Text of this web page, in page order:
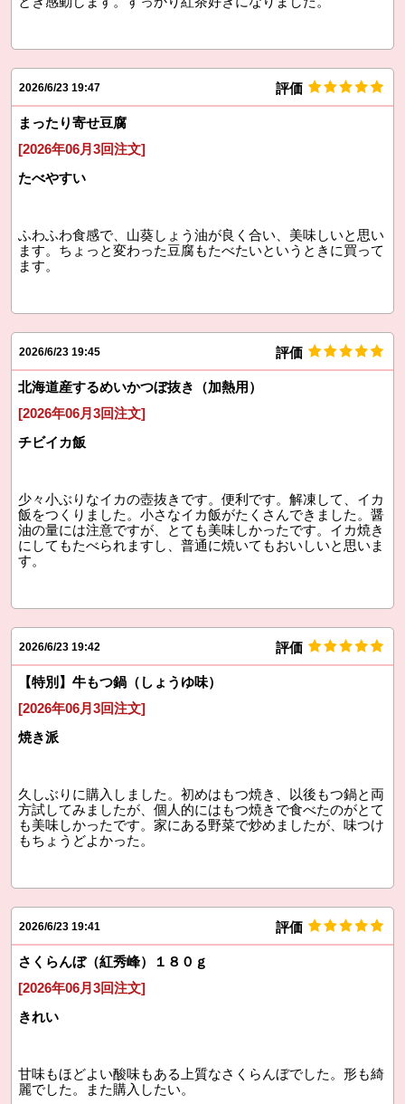
2026/6/23 19:47 評価
まったり寄せ豆腐
[2026年06月3回注文]
たべやすい
ふわふわ食感で、山葵しょう油が良く合い、美味しいと思い
ます。ちょっと変わった豆腐もたべたいというときに買って
ます。
2026/6/23 19:45 評価
北海道産するめいかつぼ抜き（加熱用）
[2026年06月3回注文]
チビイカ飯
少々小ぶりなイカの壺抜きです。便利です。解凍して、イカ
飯をつくりました。小さなイカ飯がたくさんできました。醤
油の量には注意ですが、とても美味しかったです。イカ焼き
にしてもたべられますし、普通に焼いてもおいしいと思いま
す。
2026/6/23 19:42 評価
【特別】牛もつ鍋（しょうゆ味）
[2026年06月3回注文]
焼き派
久しぶりに購入しました。初めはもつ焼き、以後もつ鍋と両
方試してみましたが、個人的にはもつ焼きで食べたのがとて
も美味しかったです。家にある野菜で炒めましたが、味つけ
もちょうどよかった。
2026/6/23 19:41 評価
さくらんぼ（紅秀峰）１８０ｇ
[2026年06月3回注文]
きれい
甘味もほどよい酸味もある上質なさくらんぼでした。形も綺
麗でした。また購入したい。